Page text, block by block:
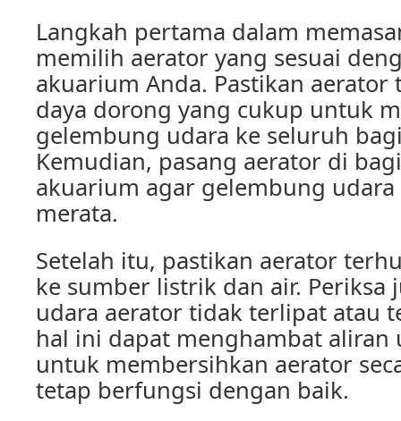
Langkah pertama dalam
memilih aerator yang sesuai
akuarium Anda. Pastikan
daya dorong yang cukup untuk
gelembung udara ke seluruh
Kemudian, pasang aerator di
akuarium agar gelembung
merata.
Setelah itu, pastikan aerator
ke sumber listrik dan air. Periksa
udara aerator tidak terlipat atau
hal ini dapat menghambat aliran
untuk membersihkan aerator
tetap berfungsi dengan baik.